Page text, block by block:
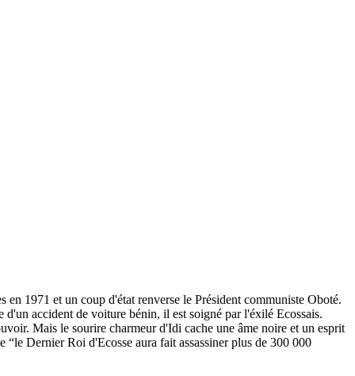
1971 et un coup d'état renverse le Président communiste Oboté.
accident de voiture bénin, il est soigné par l'éxilé Ecossais.
Mais le sourire charmeur d'Idi cache une âme noire et un esprit
Dernier Roi d'Ecosse aura fait assassiner plus de 300 000